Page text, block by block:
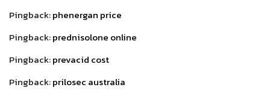
Pingback:phenergan price
Pingback:prednisolone online
Pingback:prevacid cost
Pingback:prilosec australia